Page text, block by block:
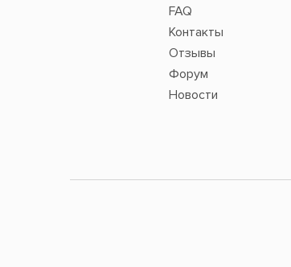
FAQ
Контакты
Отзывы
Форум
Новости